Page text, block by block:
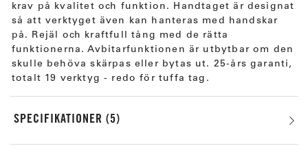
krav på kvalitet och funktion. Handtaget är designat
så att verktyget även kan hanteras med handskar
på. Rejäl och kraftfull tång med de rätta
funktionerna. Avbitarfunktionen är utbytbar om den
skulle behöva skärpas eller bytas ut. 25-års garanti,
totalt 19 verktyg - redo för tuffa tag.
SPECIFIKATIONER 5